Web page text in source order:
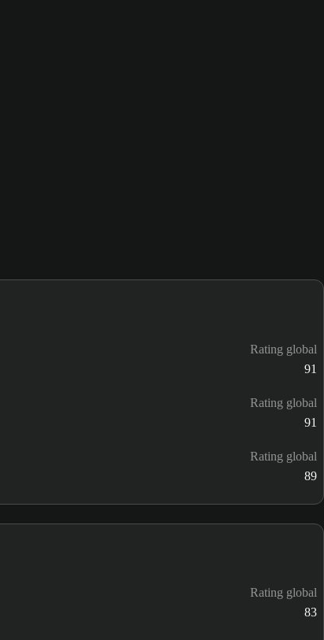
Rating global
91
Rating global
91
Rating global
89
Rating global
83